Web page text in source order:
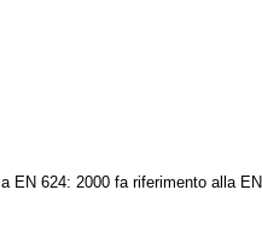
EN 624: 2000 fa riferimento alla